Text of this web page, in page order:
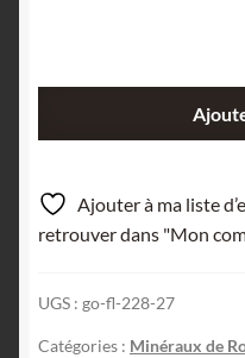
ps.
Mélanophlogopite,
Trestyan
Roumanie.
Ajouter à ma liste
retrouver dans "Mon
UGS : go-fl-228-27
Catégories : Minéraux de